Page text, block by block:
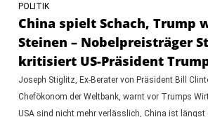
POLITIK
China spielt Schach, Trump
Steinen – Nobelpreisträger
kritisiert US-Präsident
Joseph Stiglitz, Ex-Berater von Präsident Bill
Chefökonom der Weltbank, warnt vor Trumps
USA sind nicht mehr verlässlich, China ist längst